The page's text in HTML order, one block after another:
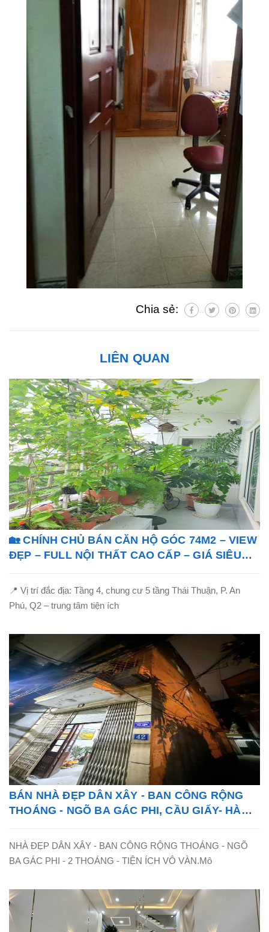
Chia sẻ:
LIÊN QUAN
🏡 CHÍNH CHỦ BÁN CĂN HỘ GÓC 74M2 – VIEW
ĐẸP – FULL NỘI THẤT CAO CẤP – GIÁ SIÊU
📍 Vị trí đắc địa: Tầng 4, chung cư 5 tầng Thái Thuận, P. An
Phú, Q2 – trung tâm tiện ích
BÁN NHÀ ĐẸP DÂN XÂY - BAN CÔNG RỘNG
THOÁNG - NGÕ BA GÁC PHI, CẦU GIẤY- HÀ
NHÀ ĐẸP DÂN XÂY - BAN CÔNG RỘNG THOÁNG - NGÕ
BA GÁC PHI - 2 THOÁNG - TIỆN ÍCH VÔ VÀN.Mô